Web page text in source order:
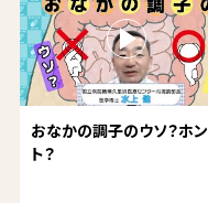
おなかの調子のウソ？ホン
ト？